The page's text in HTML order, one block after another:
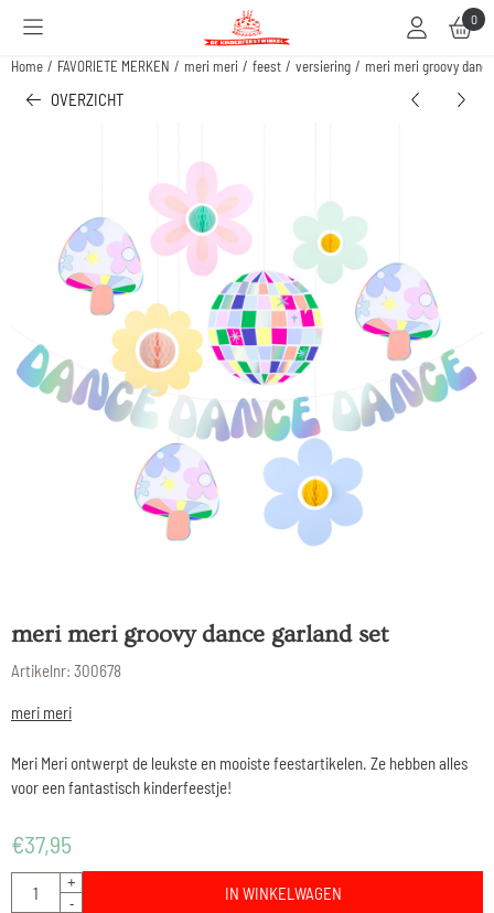
Cookievoorkeuren zijn beschikbaar. Kies instellingen of sta alle cookies toe.0
Home / FAVORIETE MERKEN / meri meri / feest / versiering / meri meri groovy
OVERZICHT
meri meri groovy dance garland set
Artikelnr: 300678
meri meri
Meri Meri ontwerpt de leukste en mooiste feestartikelen. Ze hebben alles
voor een fantastisch kinderfeestje!
€37,95
Aantal
+
-
IN WINKELWAGEN